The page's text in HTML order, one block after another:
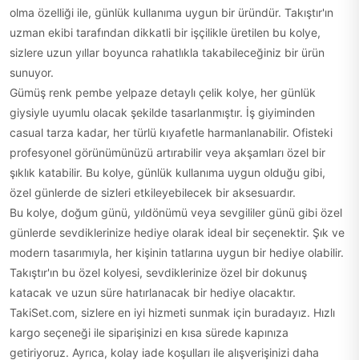
olma özelliği ile, günlük kullanıma uygun bir üründür. Takıştır'ın
uzman ekibi tarafından dikkatli bir işçilikle üretilen bu kolye,
sizlere uzun yıllar boyunca rahatlıkla takabileceğiniz bir ürün
sunuyor.
Gümüş renk pembe yelpaze detaylı çelik kolye, her günlük
giysiyle uyumlu olacak şekilde tasarlanmıştır. İş giyiminden
casual tarza kadar, her türlü kıyafetle harmanlanabilir. Ofisteki
profesyonel görünümünüzü artırabilir veya akşamları özel bir
şıklık katabilir. Bu kolye, günlük kullanıma uygun olduğu gibi,
özel günlerde de sizleri etkileyebilecek bir aksesuardır.
Bu kolye, doğum günü, yıldönümü veya sevgililer günü gibi özel
günlerde sevdiklerinize hediye olarak ideal bir seçenektir. Şık ve
modern tasarımıyla, her kişinin tatlarına uygun bir hediye olabilir.
Takıştır'ın bu özel kolyesi, sevdiklerinize özel bir dokunuş
katacak ve uzun süre hatırlanacak bir hediye olacaktır.
TakiSet.com, sizlere en iyi hizmeti sunmak için buradayız. Hızlı
kargo seçeneği ile siparişinizi en kısa sürede kapınıza
getiriyoruz. Ayrıca, kolay iade koşulları ile alışverişinizi daha